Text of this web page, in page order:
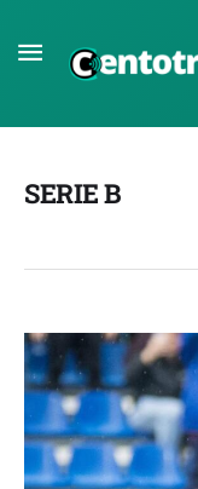
SERIE B